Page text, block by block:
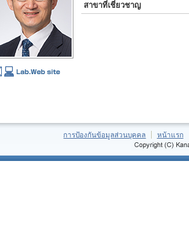
สาขาที่เชี่ยวชาญ
การป้องกันข้อมูลส่วนบุคคล หน้าแรก